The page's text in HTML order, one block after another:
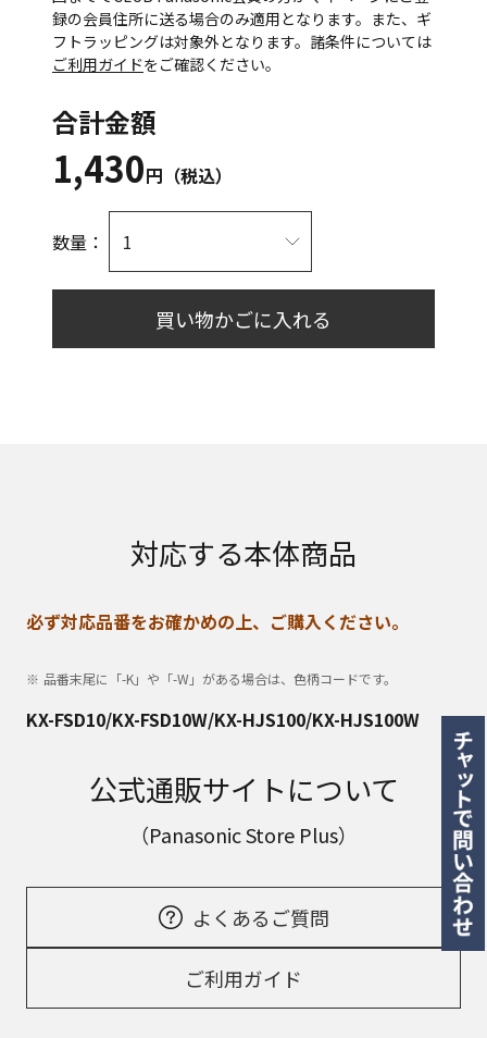
録の会員住所に送る場合のみ適用となります。また、ギ
フトラッピングは対象外となります。諸条件については
ご利用ガイドをご確認ください。
合計金額
1,430円（税込）
数量：
買い物かごに入れる
対応する本体商品
必ず対応品番をお確かめの上、ご購入ください。
品番末尾に「-K」や「-W」がある場合は、色柄コードです。
KX-FSD10/KX-FSD10W/KX-HJS100/KX-HJS100W
公式通販サイトについて
（Panasonic Store Plus）
よくあるご質問
ご利用ガイド